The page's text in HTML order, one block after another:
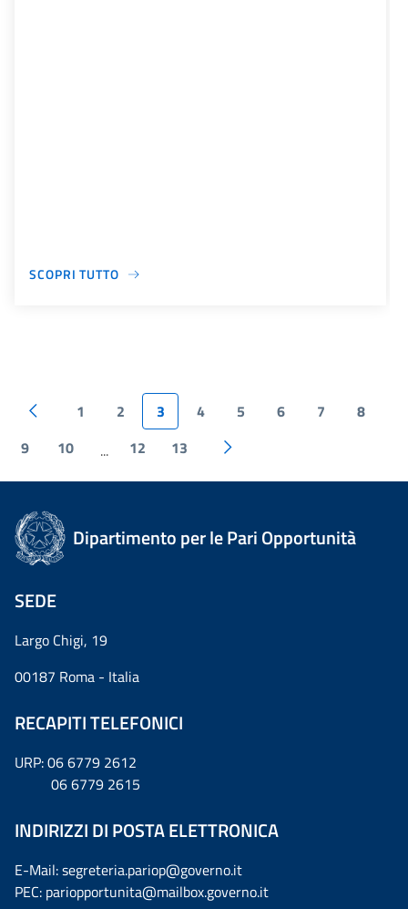
SCOPRI TUTTO
1 2 3 4 5 6 7
8
9
10 ... 12 13
Dipartimento per le Pari Opportunità
SEDE
Largo Chigi, 19
00187 Roma - Italia
RECAPITI TELEFONICI
URP: 06 6779 2612
06 6779 2615
INDIRIZZI DI POSTA ELETTRONICA
E-Mail: segreteria.pariop@governo.it
PEC: pariopportunita@mailbox.governo.it